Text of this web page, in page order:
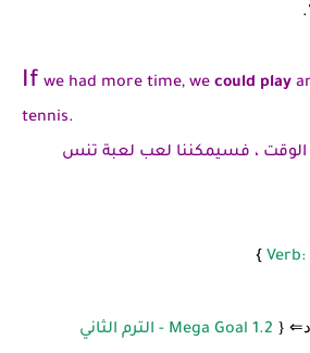
If we had more time, we could play
tennis.
الوقت ، فسيمكننا لعب لعبة تنس
Verb:
}
⇐
{ Mega Goal 1.2 - الترم الثاني